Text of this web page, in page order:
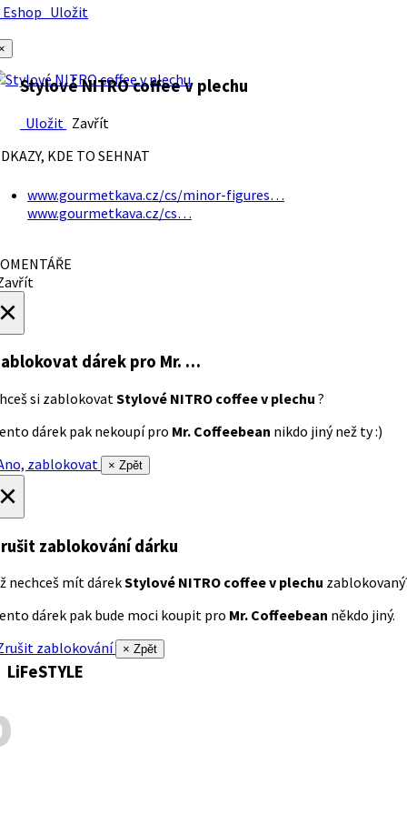
Uložit
Stylové NITRO coffee v plechu
Uložit Zavřít
KDE TO SEHNAT
www.gourmetkava.cz/cs/minor-figures…
www.gourmetkava.cz/cs…
dárek pro Mr. …
si zablokovat Stylové NITRO coffee v plechu ?
dárek pak nekoupí pro Mr. Coffeebean nikdo jiný než ty :)
zablokovat
× Zpět
zablokování dárku
nechceš mít dárekStylové NITRO coffee v plechu
dárek pak bude moci koupit pro Mr. Coffeebean někdo jiný.
zablokování
× Zpět
LiFeSTYLE